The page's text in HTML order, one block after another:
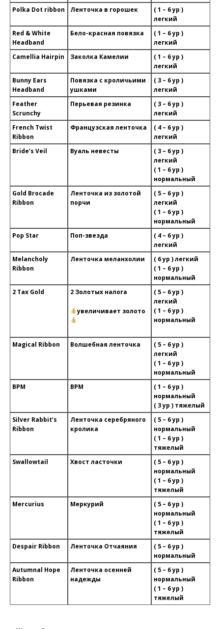
Polka Dot ribbon
Ленточка в горошек
( 1 – 6 ур )
легкий
Red & White
Headband
Бело-красная повязка
( 1 – 6 ур )
легкий
Camellia Hairpin
Заколка Камелии
( 1 – 6 ур )
легкий
Bunny Ears
Headband
Повязка с кроличьими
ушками
( 3 – 6 ур )
легкий
Feather
Scrunchy
Перьевая резинка
( 3 – 6 ур )
легкий
French Twist
Ribbon
Французская ленточка
( 4 – 6 ур )
легкий
Bride’s Veil
Вуаль невесты
( 3 – 6 ур )
легкий
( 1 – 6 ур )
нормальный
Gold Brocade
Ribbon
Ленточка из золотой
порчи
( 5 – 6 ур )
легкий
( 1 – 6 ур )
нормальный
Pop Star
Поп-звезда
( 4 – 6 ур )
легкий
Melancholy
Ribbon
Ленточка меланхолии
( 6 ур ) легкий
( 1 – 6 ур )
нормальный
2 Tax Gold
2 Золотых налога
увеличивает золото
( 5 – 6 ур )
легкий
( 1 – 6 ур )
нормальный
Magical Ribbon Волшебная ленточка
( 5 – 6 ур )
легкий
( 1 – 6 ур )
нормальный
BPM
BPM
( 1 – 6 ур )
нормальный
( 3 ур ) тяжелый
Silver Rabbit’s
Ribbon
Ленточка серебряного
кролика
( 5 – 6 ур )
нормальный
( 1 – 6 ур )
тяжелый
Swallowtail
Хвост ласточки
( 5 – 6 ур )
нормальный
( 1 – 6 ур )
тяжелый
Mercurius
Меркурий
( 5 – 6 ур )
нормальный
( 1 – 6 ур )
тяжелый
Despair Ribbon
Ленточка Отчаяния
( 5 – 6 ур )
нормальный
Autumnal Hope
Ribbon
Ленточка осенней
надежды
( 5 – 6 ур )
нормальный
( 1 – 6 ур )
тяжелый